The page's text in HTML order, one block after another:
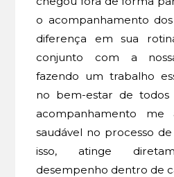
o acompanhamento
diferença em sua
conjunto com a
fazendo um trabalho
no bem-estar de todos
acompanhamento
saudável no processo
isso, atinge
desempenho dentro de